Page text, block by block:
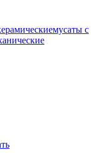
мусаты с